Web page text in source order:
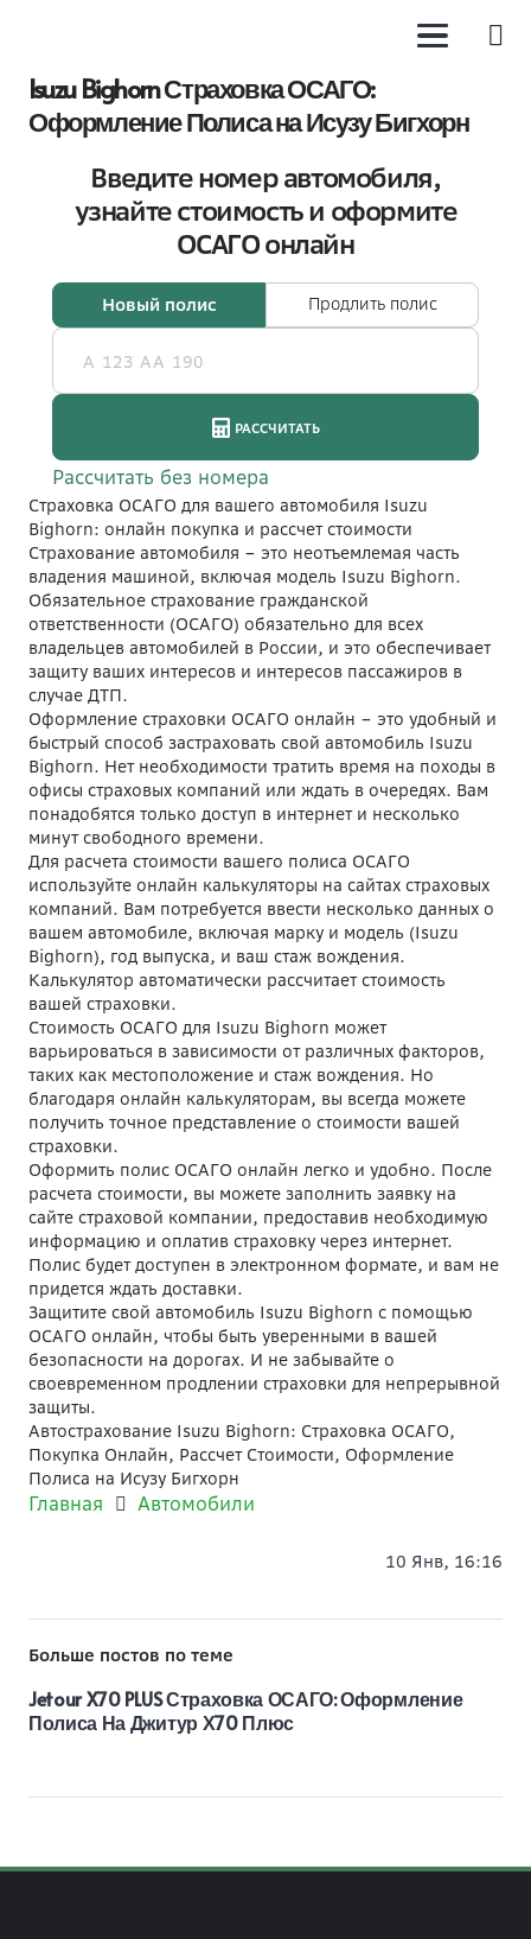
Isuzu Bighorn Страховка ОСАГО:
Оформление Полиса на Исузу Бигхорн
Страховка ОСАГО для вашего автомобиля Isuzu
Bighorn: онлайн покупка и рассчет стоимости
Страхование автомобиля – это неотъемлемая часть
владения машиной, включая модель Isuzu Bighorn.
Обязательное страхование гражданской
ответственности (ОСАГО) обязательно для всех
владельцев автомобилей в России, и это обеспечивает
защиту ваших интересов и интересов пассажиров в
случае ДТП.
Оформление страховки ОСАГО онлайн – это удобный и
быстрый способ застраховать свой автомобиль Isuzu
Bighorn. Нет необходимости тратить время на походы в
офисы страховых компаний или ждать в очередях. Вам
понадобятся только доступ в интернет и несколько
минут свободного времени.
Для расчета стоимости вашего полиса ОСАГО
используйте онлайн калькуляторы на сайтах страховых
компаний. Вам потребуется ввести несколько данных о
вашем автомобиле, включая марку и модель (Isuzu
Bighorn), год выпуска, и ваш стаж вождения.
Калькулятор автоматически рассчитает стоимость
вашей страховки.
Стоимость ОСАГО для Isuzu Bighorn может
варьироваться в зависимости от различных факторов,
таких как местоположение и стаж вождения. Но
благодаря онлайн калькуляторам, вы всегда можете
получить точное представление о стоимости вашей
страховки.
Оформить полис ОСАГО онлайн легко и удобно. После
расчета стоимости, вы можете заполнить заявку на
сайте страховой компании, предоставив необходимую
информацию и оплатив страховку через интернет.
Полис будет доступен в электронном формате, и вам не
придется ждать доставки.
Защитите свой автомобиль Isuzu Bighorn с помощью
ОСАГО онлайн, чтобы быть уверенными в вашей
безопасности на дорогах. И не забывайте о
своевременном продлении страховки для непрерывной
защиты.
Автострахование Isuzu Bighorn: Страховка ОСАГО,
Покупка Онлайн, Рассчет Стоимости, Оформление
Полиса на Исузу Бигхорн
Главная Автомобили
10 Янв, 16:16
Больше постов по теме
Jetour X70 PLUS Страховка ОСАГО: Оформление
Полиса На Джитур Х70 Плюс